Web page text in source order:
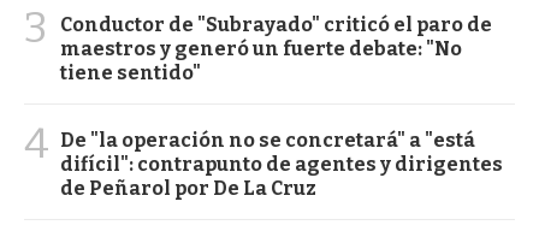
3
Conductor de "Subrayado" criticó el paro de
maestros y generó un fuerte debate: "No
tiene sentido"
4 De "la operación no se concretará" a "está
difícil": contrapunto de agentes y dirigentes
de Peñarol por De La Cruz